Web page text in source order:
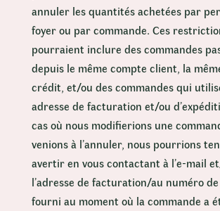
annuler les quantités achetées par
foyer ou par commande. Ces
pourraient inclure des commandes
depuis le même compte client, la
crédit, et/ou des commandes qui
adresse de facturation et/ou
cas où nous modifierions une
venions à l’annuler, nous pourrions
avertir en vous contactant à l’e-mail
l’adresse de facturation/au numéro
fourni au moment où la commande a